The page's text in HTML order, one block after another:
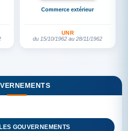
Commerce extérieur
UNR
du 15/10/1962 au 28/11/1962
GOUVERNEMENTS